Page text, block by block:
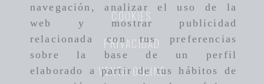
navegación, analizar el uso de la
web y mostrar publicidad
relacionada con tus preferencias
sobre la base de un perfil
elaborado a partir de tus hábitos de
COOKIES
PRIVACIDAD
VENTA ONLINE